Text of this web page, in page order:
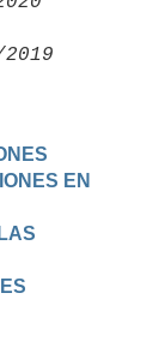
EN